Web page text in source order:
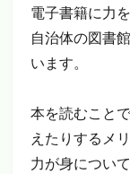
電子書籍に力
自治体の図書
います。
本を読むこと
えたりするメ
力が身につい